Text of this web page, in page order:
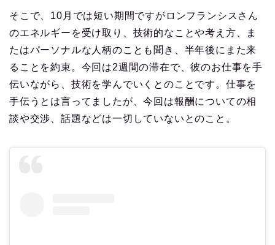
そこで、10月では短い期間ですがロンフランシスさん
のエネルギーを受け取り、技術的なことや考え方、ま
たはパーソナルな人柄のことも聞き、半年後にまた来
ることを約束。今回は2週間の滞在で、彼のお仕事を手
伝いながら、技術を学んでいくとのことです。仕事を
手伝うとは言ってましたが、今回は報酬についての相
談や交渉、話題などは一切していないとのこと。